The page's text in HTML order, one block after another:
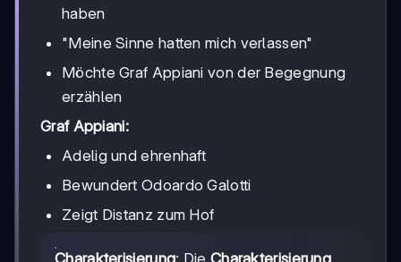
haben
"Meine Sinne hatten mich verlassen"
Möchte Graf Appiani von der Begegnung
erzählen
Graf Appiani:
Adelig und ehrenhaft
Bewundert Odoardo Galotti
Zeigt Distanz zum Hof